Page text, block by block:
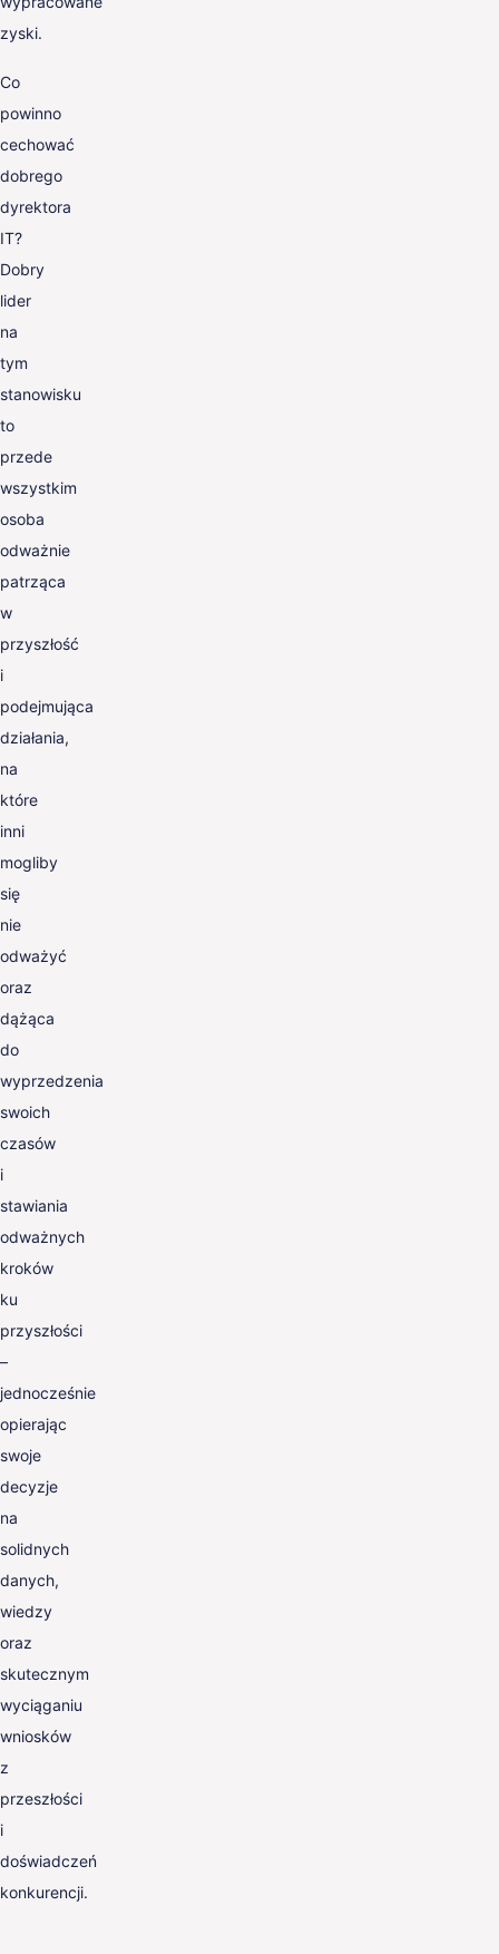
zyski.
Co
powinno
cechować
dobrego
dyrektora
IT?
Dobry
lider
na
tym
stanowisku
to
przede
wszystkim
osoba
odważnie
patrząca
w
przyszłość
i
podejmująca
działania,
na
które
inni
mogliby
się
nie
odważyć
oraz
dążąca
do
wyprzedzenia
swoich
czasów
i
stawiania
odważnych
kroków
ku
przyszłości
–
jednocześnie
opierając
swoje
decyzje
na
solidnych
danych,
wiedzy
oraz
skutecznym
wyciąganiu
wniosków
z
przeszłości
i
doświadczeń
konkurencji.